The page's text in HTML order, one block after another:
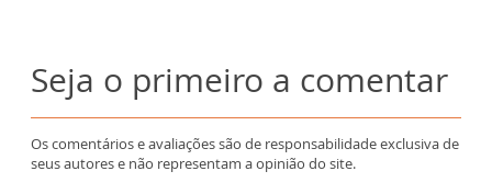
Seja o primeiro a comentar
Os comentários e avaliações são de responsabilidade exclusiva de
seus autores e não representam a opinião do site.